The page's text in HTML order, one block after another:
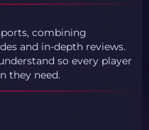
combining
and in-depth reviews.
so every player
they need.